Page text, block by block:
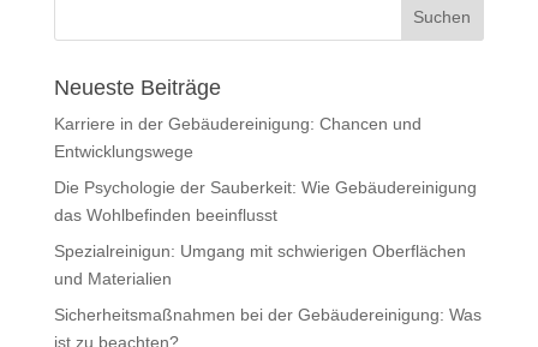
Neueste Beiträge
Karriere in der Gebäudereinigung: Chancen und
Entwicklungswege
Die Psychologie der Sauberkeit: Wie Gebäudereinigung
das Wohlbefinden beeinflusst
Spezialreinigun: Umgang mit schwierigen Oberflächen
und Materialien
Sicherheitsmaßnahmen bei der Gebäudereinigung: Was
ist zu beachten?